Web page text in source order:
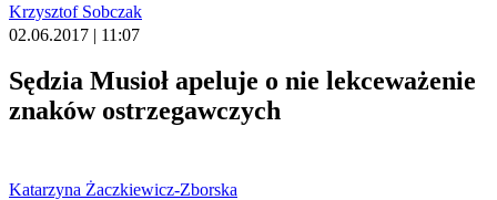
Krzysztof Sobczak
02.06.2017 | 11:07
Sędzia Musioł apeluje o nie lekceważenie
znaków ostrzegawczych
Katarzyna Żaczkiewicz-Zborska